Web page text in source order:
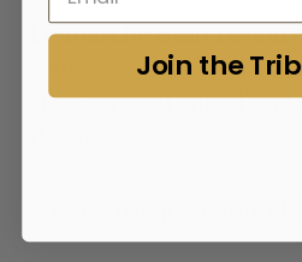
Le marché était connu
entier, et comme il
très compétents,
Join the